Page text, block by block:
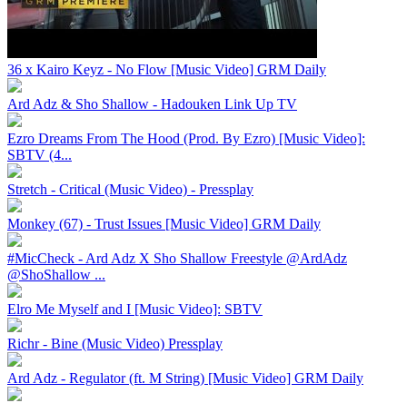
36 x Kairo Keyz - No Flow [Music Video] GRM Daily
Ard Adz & Sho Shallow - Hadouken Link Up TV
Ezro Dreams From The Hood (Prod. By Ezro) [Music Video]:
SBTV (4...
Stretch - Critical (Music Video) - Pressplay
Monkey (67) - Trust Issues [Music Video] GRM Daily
#MicCheck - Ard Adz X Sho Shallow Freestyle @ArdAdz
@ShoShallow ...
Elro Me Myself and I [Music Video]: SBTV
Richr - Bine (Music Video) Pressplay
Ard Adz - Regulator (ft. M String) [Music Video] GRM Daily